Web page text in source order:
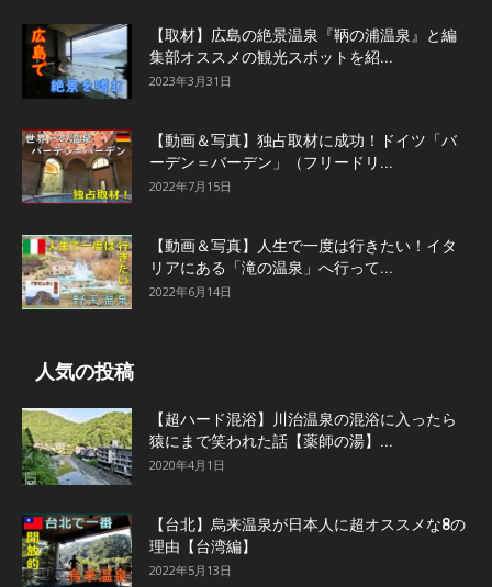
【取材】広島の絶景温泉『鞆の浦温泉』と編
集部オススメの観光スポットを紹...
2023年3月31日
【動画＆写真】独占取材に成功！ドイツ「バ
ーデン＝バーデン」（フリードリ...
2022年7月15日
【動画＆写真】人生で一度は行きたい！イタ
リアにある「滝の温泉」へ行って...
2022年6月14日
人気の投稿
【超ハード混浴】川治温泉の混浴に入ったら
猿にまで笑われた話【薬師の湯】...
2020年4月1日
【台北】烏来温泉が日本人に超オススメな8の
理由【台湾編】
2022年5月13日